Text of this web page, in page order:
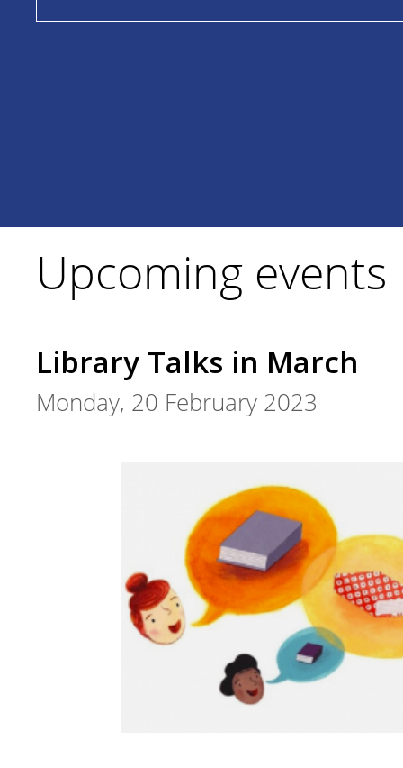
Upcoming events
Library Talks in March
Monday, 20 February 2023